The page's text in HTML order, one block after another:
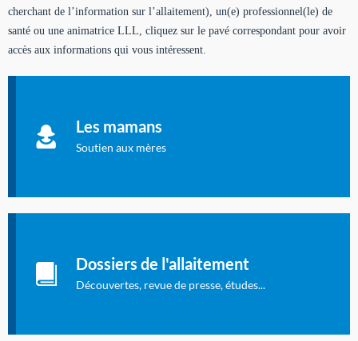
cherchant de l’information sur l’allaitement), un(e) professionnel(le) de
santé ou une animatrice LLL, cliquez sur le pavé correspondant pour avoir
accès aux informations qui vous intéressent.
Les mamans
Soutien aux mères
à allaiter et vous informer : toutes les rubriques qui
concernent l'allaitement.
Dossiers de l'allaitement
Découvertes, revue de presse, études...
dernières études sur l'allaitement publiées dans la presse
internationale.